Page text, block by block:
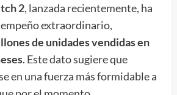
2, lanzada recientemente, ha
extraordinario,
de unidades vendidas en
. Este dato sugiere que
en una fuerza más formidable a